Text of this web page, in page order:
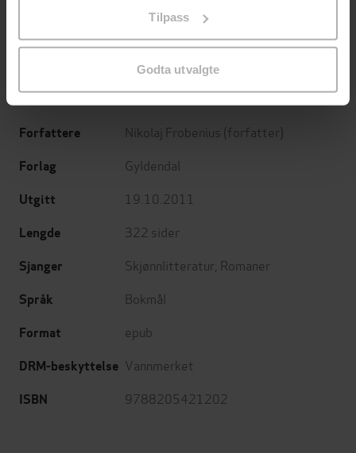
Tilpass
Godta utvalgte
roman
Forfattere Nikolaj Frobenius (forfatter)
Forlag Gyldendal
Utgitt 19.10.2011
Lengde 322 sider
Sjanger Skjønnlitteratur Romaner
Språk Bokmål
Format epub
DRM-beskyttelse Vannmerket
ISBN 9788205421202